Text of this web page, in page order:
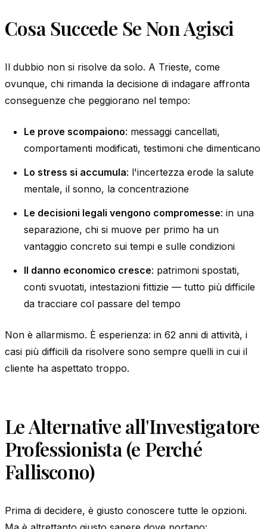
Cosa Succede Se Non Agisci
Il dubbio non si risolve da solo. A Trieste, come
ovunque, chi rimanda la decisione di indagare affronta
conseguenze che peggiorano nel tempo:
Le prove scompaiono: messaggi cancellati,
comportamenti modificati, testimoni che dimenticano
Lo stress si accumula: l'incertezza erode la salute
mentale, il sonno, la concentrazione
Le decisioni legali vengono compromesse: in una
separazione, chi si muove per primo ha un
vantaggio concreto sui tempi e sulle condizioni
Il danno economico cresce: patrimoni spostati,
conti svuotati, intestazioni fittizie — tutto più difficile
da tracciare col passare del tempo
Non è allarmismo. È esperienza: in 62 anni di attività, i
casi più difficili da risolvere sono sempre quelli in cui il
cliente ha aspettato troppo.
Le Alternative all'Investigatore
Professionista (e Perché
Falliscono)
Prima di decidere, è giusto conoscere tutte le opzioni.